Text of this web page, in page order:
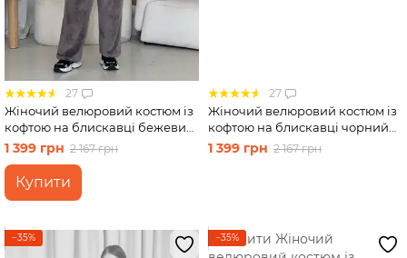
27
Жіночий велюровий костюм із
кофтою на блискавці бежевий
Merlini Варна 100001264
розмір 54-56 (4XL-54XL)
1 399 грн 2 167 грн
Купити
27
Жіночий велюровий костюм із
кофтою на блискавці чорний
Merlini Варна 100001261 розмір
54-56 (4XL-54XL)
1 399 грн 2 167 грн
−35% −35%